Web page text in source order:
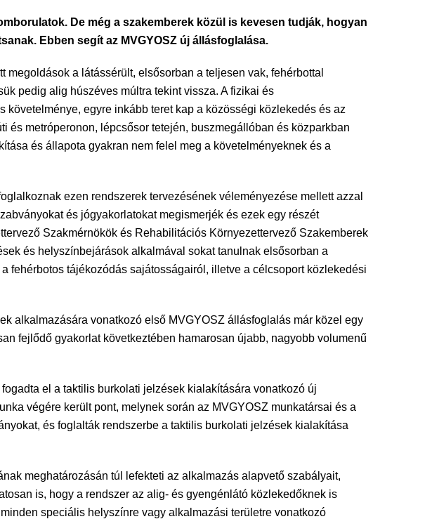
De még a szakemberek közül is kevesen tudják, hogyan
Ebben segít az MVGYOSZ új állásfoglalása.
megoldások a látássérült, elsősorban a teljesen vak, fehérbottal
pedig alig húszéves múltra tekint vissza. A fizikai és
egyre inkább teret kap a közösségi közlekedés és az
és metróperonon, lépcsősor tetején, buszmegállóban és közparkban
és állapota gyakran nem felel meg a követelményeknek és a
ezen rendszerek tervezésének véleményezése mellett azzal
és jógyakorlatokat megismerjék és ezek egy részét
Szakmérnökök és Rehabilitációs Környezettervező Szakemberek
és helyszínbejárások alkalmával sokat tanulnak elsősorban a
fehérbotos tájékozódás sajátosságairól, illetve a célcsoport közlekedési
alkalmazására vonatkozó első MVGYOSZ állásfoglalás már közel egy
fejlődő gyakorlat következtében hamarosan újabb, nagyobb volumenű
el a taktilis burkolati jelzések kialakítására vonatkozó új
végére került pont, melynek során az MVGYOSZ munkatársai és a
és foglalták rendszerbe a taktilis burkolati jelzések kialakítása
meghatározásán túl lefekteti az alkalmazás alapvető szabályait,
is, hogy a rendszer az alig- és gyengénlátó közlekedőknek is
speciális helyszínre vagy alkalmazási területre vonatkozó